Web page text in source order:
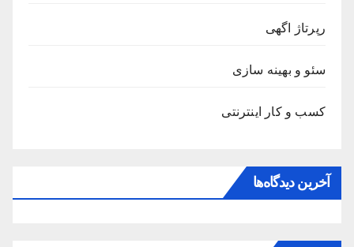
رپرتاژ اگهی
سئو و بهینه سازی
کسب و کار اینترنتی
آخرین دیدگاه‌ها